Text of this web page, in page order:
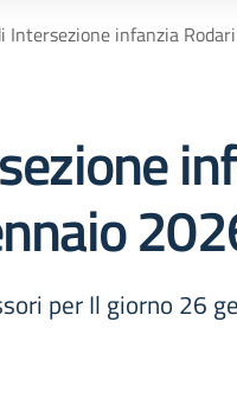
Intersezione infanzia
per Il giorno 26